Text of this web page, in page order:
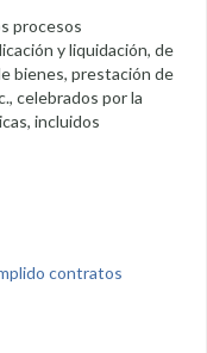
procesos
y liquidación, de
bienes, prestación de
celebrados por la
incluidos
contratos